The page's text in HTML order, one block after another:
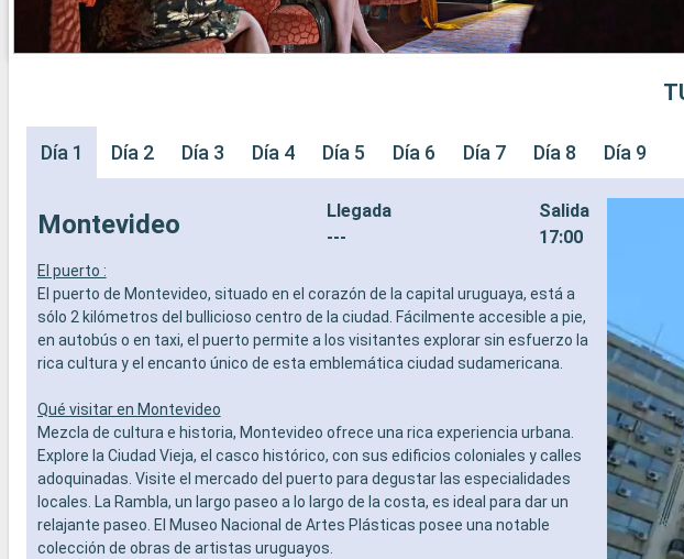
Día 1 Día 2 Día 3 Día 4 Día 5 Día 6 Día 7 Día 8 Día 9
Montevideo
Llegada
---
Salida
17:00
El puerto :
El puerto de Montevideo, situado en el corazón de la capital uruguaya, está a
sólo 2 kilómetros del bullicioso centro de la ciudad. Fácilmente accesible a pie,
en autobús o en taxi, el puerto permite a los visitantes explorar sin esfuerzo la
rica cultura y el encanto único de esta emblemática ciudad sudamericana.
Qué visitar en Montevideo
Mezcla de cultura e historia, Montevideo ofrece una rica experiencia urbana.
Explore la Ciudad Vieja, el casco histórico, con sus edificios coloniales y calles
adoquinadas. Visite el mercado del puerto para degustar las especialidades
locales. La Rambla, un largo paseo a lo largo de la costa, es ideal para dar un
relajante paseo. El Museo Nacional de Artes Plásticas posee una notable
colección de obras de artistas uruguayos.